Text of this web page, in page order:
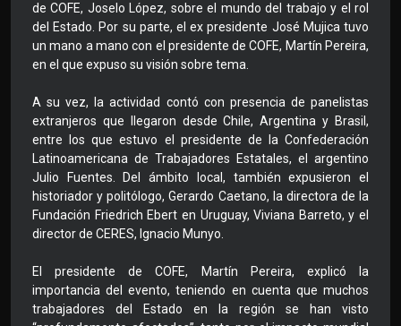
de COFE, Joselo López, sobre el mundo del trabajo y el rol
del Estado. Por su parte, el ex presidente José Mujica tuvo
un mano a mano con el presidente de COFE, Martín Pereira,
en el que expuso su visión sobre tema.
A su vez, la actividad contó con presencia de panelistas
extranjeros que llegaron desde Chile, Argentina y Brasil,
entre los que estuvo el presidente de la Confederación
Latinoamericana de Trabajadores Estatales, el argentino
Julio Fuentes. Del ámbito local, también expusieron el
historiador y politólogo, Gerardo Caetano, la directora de la
Fundación Friedrich Ebert en Uruguay, Viviana Barreto, y el
director de CERES, Ignacio Munyo.
El presidente de COFE, Martín Pereira, explicó la
importancia del evento, teniendo en cuenta que muchos
trabajadores del Estado en la región se han visto